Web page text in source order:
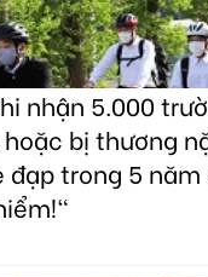
nhận 5.000
bị thương
đạp trong 5 năm